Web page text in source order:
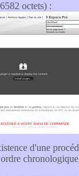
octets) :
d'une